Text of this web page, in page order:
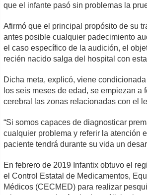
que el infante pasó sin problemas la
Afirmó que el principal propósito de su
antes posible cualquier padecimiento
el caso específico de la audición, el
recién nacido salga del hospital con
Dicha meta, explicó, viene
los seis meses de edad, se empiezan a
cerebral las zonas relacionadas con el
“Si somos capaces de diagnosticar
cualquier problema y referir la atención
paciente tendrá durante su vida un
En febrero de 2019 Infantix obtuvo el
el Control Estatal de Medicamentos,
Médicos (CECMED) para realizar